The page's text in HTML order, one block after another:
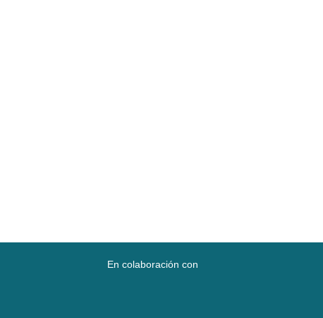
En colaboración con